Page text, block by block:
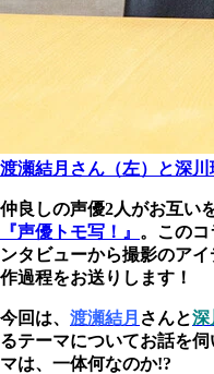
渡瀬結月さん（左）と深
仲良しの声優2人がお互い
『声優トモ写！』 。この
ンタビューから撮影のア
作過程をお送りします！
今回は、 渡瀬結月 さんと深
るテーマについてお話を
マは、一体何なのか!?